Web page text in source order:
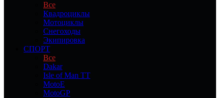
Все
Квадроциклы
Мотоциклы
Снегоходы
Экипировка
СПОРТ
Все
Dakar
Isle of Man TT
MotoE
MotoGP